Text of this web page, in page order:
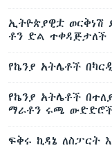
ኢትዮጵያዊቷ ወርቅነሽ
ቶን ድል ተቀዳጅታለች
የኬንያ አትሌቶች
የኬንያ አትሌቶች
ማራቶን ሩጫ ውድድሮች
ፍቅሩ ኪዳኔ ለስፓርት